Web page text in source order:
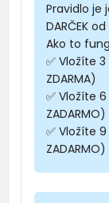
Pravidlo je
DARČEK
Ako to
✅ Vložíte
ZDARMA)
✅ Vložíte
ZADARMO)
✅ Vložíte
ZADARMO)